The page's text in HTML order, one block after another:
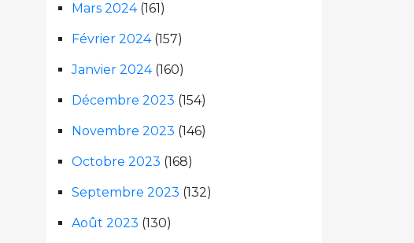
Mars 2024(161)
Février 2024(157)
Janvier 2024(160)
Décembre 2023 (154)
Novembre 2023 (146)
Octobre 2023 (168)
Septembre 2023 (132)
Août 2023 (130)